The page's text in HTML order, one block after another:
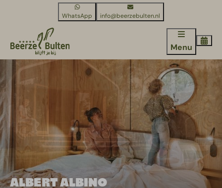
WhatsApp info@beerzebulten.nl
Menu
ALBERT ALBINO